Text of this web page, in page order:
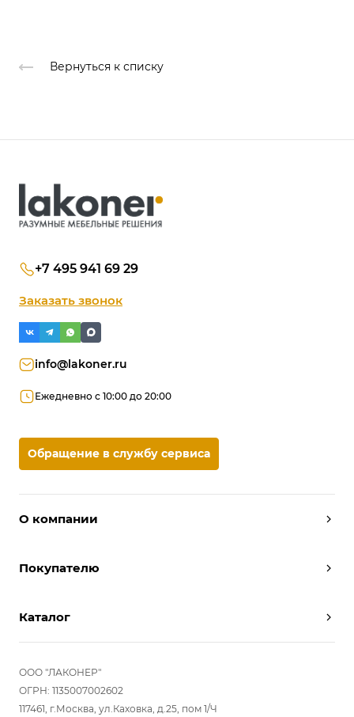
Вернуться к списку
О компании
Условия работы
Отзывы
Вопрос-ответ
Покупателю
Вызвать дизайнера
Реализованные проекты
Комплектуем шкаф-купе
Каталог
Шкафы
Прихожие
Гостиные
Гардеробные
ООО "ЛАКОНЕР"
ОГРН: 1135007002602
117461, г.Москва, ул.Каховка, д.25, пом 1/Ч
+7 495 941 69 29
Заказать звонок
info@lakoner.ru
Ежедневно с 10:00 до 20:00
Обращение в службу сервиса